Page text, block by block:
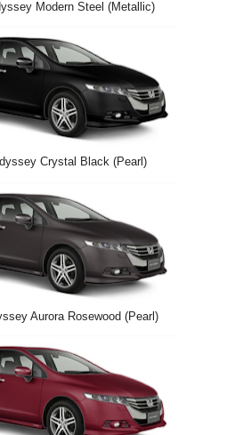
Modern Steel (Metallic)
Crystal Black (Pearl)
Aurora Rosewood (Pearl)